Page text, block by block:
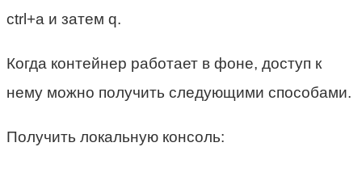
ctrl+a и затем q.
Когда контейнер работает в фоне, доступ к
нему можно получить следующими способами.
Получить локальную консоль: